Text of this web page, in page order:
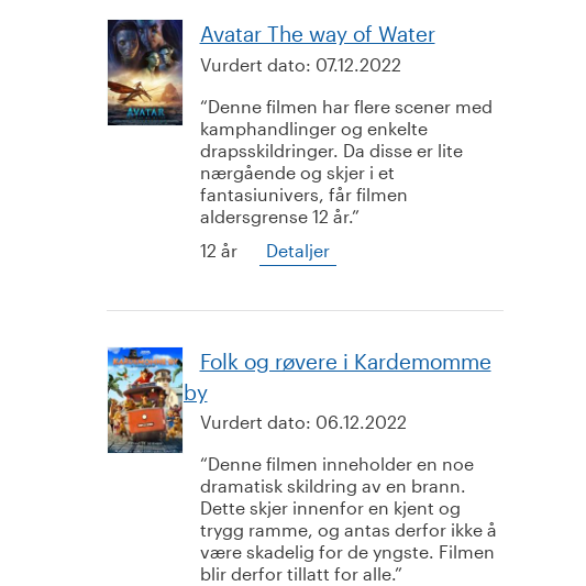
Avatar The way of Water
Vurdert dato: 07.12.2022
Denne filmen har flere scener med
kamphandlinger og enkelte
drapsskildringer. Da disse er lite
nærgående og skjer i et
fantasiunivers, får filmen
aldersgrense 12 år.
12 år
Detaljer
Folk og røvere i Kardemomme
by
Vurdert dato: 06.12.2022
Denne filmen inneholder en noe
dramatisk skildring av en brann.
Dette skjer innenfor en kjent og
trygg ramme, og antas derfor ikke å
være skadelig for de yngste. Filmen
blir derfor tillatt for alle.